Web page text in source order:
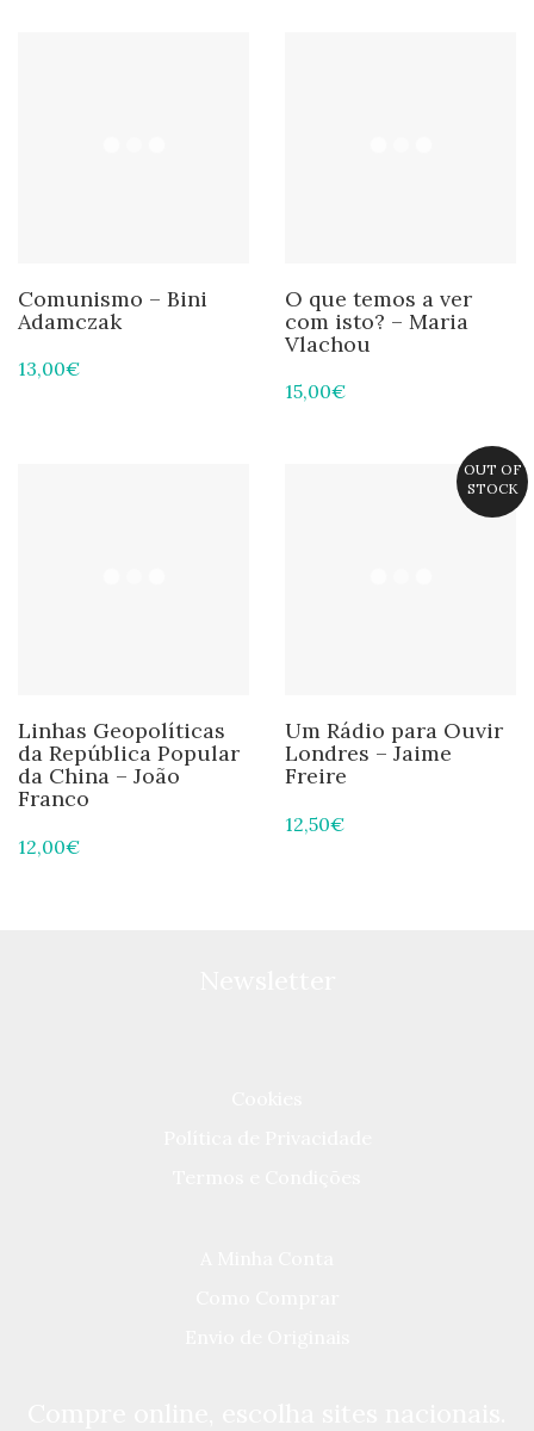
Comunismo – Bini
Adamczak
13,00€
O que temos a ver
com isto? – Maria
Vlachou
15,00€
Linhas Geopolíticas
da República Popular
da China – João
Franco
12,00€
OUT OF
STOCK
Um Rádio para Ouvir
Londres – Jaime
Freire
12,50€